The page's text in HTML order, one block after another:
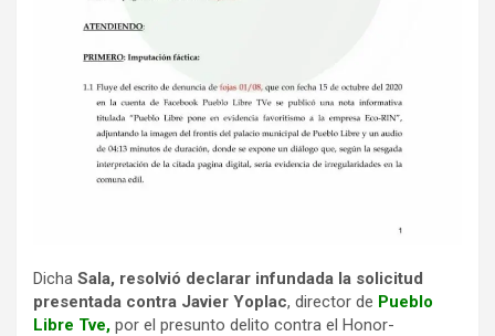
Dicha Sala, resolvió declarar infundada la solicitud
presentada contra Javier Yoplac, director de Pueblo
Libre Tve, por el presunto delito contra el Honor-